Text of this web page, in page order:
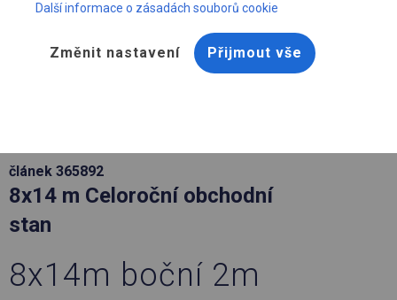
článek 365892
8x14 m Celoroční obchodní
stan
8x14m boční 2m
Další informace o zásadách souborů cookie
Změnit nastavení Přijmout vše